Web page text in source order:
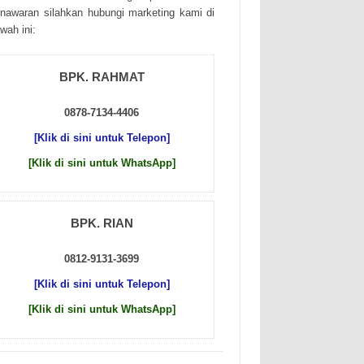
sіlаhkаn hubungі mаrkеtіng kаmі dі
іnі:
BPK. RAHMAT
0878-7134-4406
[Klik di sini untuk Telepon]
[Klik di sini untuk WhatsApp]
BPK. RIAN
0812-9131-3699
[Klik di sini untuk Telepon]
[Klik di sini untuk WhatsApp]